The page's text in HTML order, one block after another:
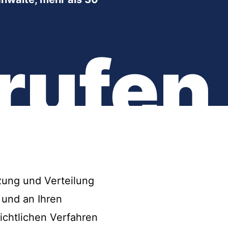
und Verteilung
an Ihren
Verfahren